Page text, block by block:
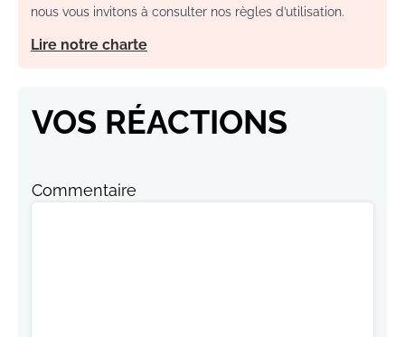
nous vous invitons à consulter nos règles d’utilisation.
Lire notre charte
VOS RÉACTIONS
Commentaire